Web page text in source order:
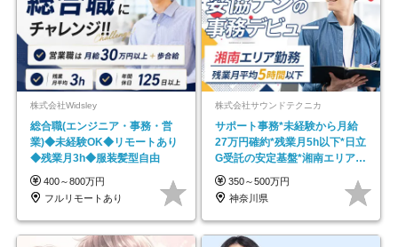
株式会社Widsley
総合職(エンジニア・事務・営
業)◆未経験OK◆リモートあり
◆残業月3h◆服装髪型自由
400～800万円
フルリモートあり
株式会社サウンドテクニカ
サポート事務*未経験から月給
27万円確約*残業月5h以下*日立
G受託の安定基盤*湘南エリア勤
務
350～500万円
神奈川県